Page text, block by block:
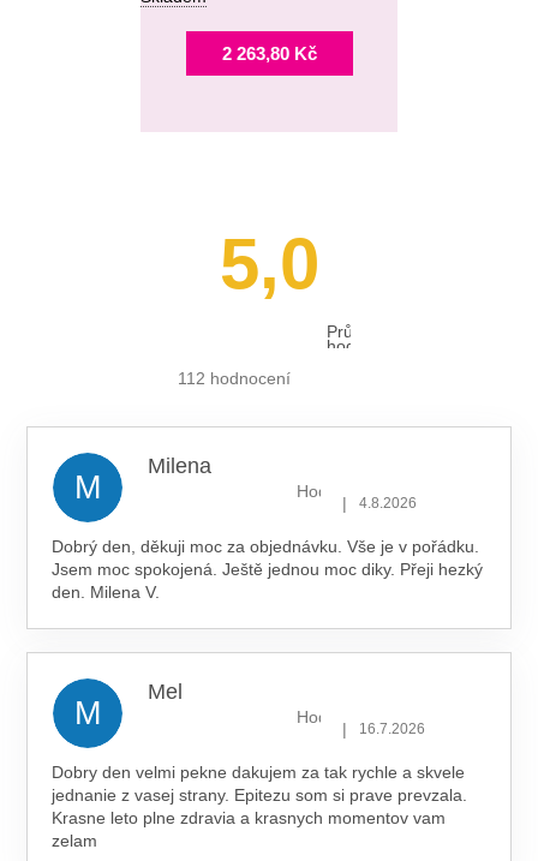
2 263,80 Kč
5,0
Průměrné
hodnocení
112 hodnocení
M
Milena
Hodnocení obchodu je 5 z 5
| 4.8.2026
Dobrý den, děkuji moc za objednávku. Vše je v pořádku.
Jsem moc spokojená. Ještě jednou moc diky. Přeji hezký
den. Milena V.
M
Mel
Hodnocení obchodu je 5 z 5
| 16.7.2026
Dobry den velmi pekne dakujem za tak rychle a skvele
jednanie z vasej strany. Epitezu som si prave prevzala.
Krasne leto plne zdravia a krasnych momentov vam
zelam